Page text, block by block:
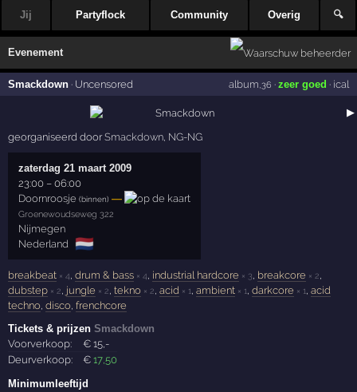
Jij Partyflock Community Overig 🔍
Evenement
Smackdown · Uncensored album ,36 · zeer goed · ical
▶
georganiseerd doorSmackdown NG-NG
zaterdag 21 maart 2009
23:00 –06:00
Doornroosje (binnen) —
Groenewoudseweg 322
Nijmegen
Nederland
🇳🇱
breakbeat × 4,drum & bass × 4, industrial hardcore × 3, breakcore × 2,
dubstep × 2, jungle × 2,tekno × 2,acid × 1,ambient × 1,darkcore × 1,acid
techno,disco,frenchcore
Tickets & prijzenSmackdown
Voorverkoop:
€15,-
Deurverkoop:
€17,50
Minimumleeftijd